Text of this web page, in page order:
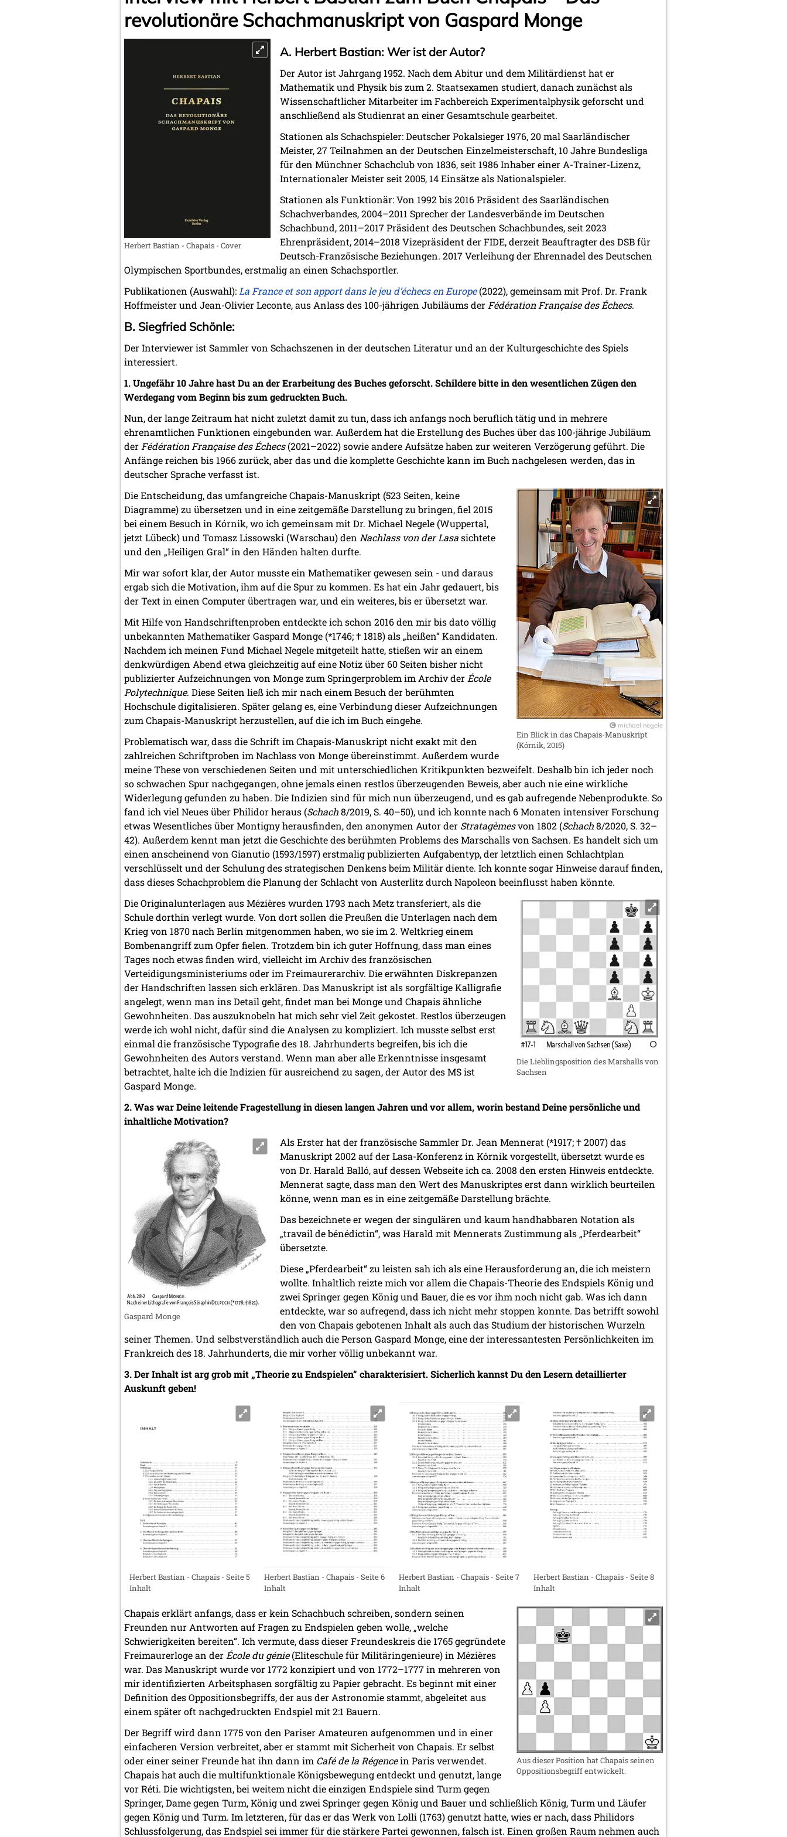
revolutionäre Schachmanuskript von Gaspard Monge
Herbert Bastian - Chapais - Cover
A. Herbert Bastian: Wer ist der Autor?
Der Autor ist Jahrgang 1952. Nach dem Abitur und dem Militärdienst hat er
Mathematik und Physik bis zum 2. Staatsexamen studiert, danach zunächst als
Wissenschaftlicher Mitarbeiter im Fachbereich Experimentalphysik geforscht und
anschließend als Studienrat an einer Gesamtschule gearbeitet.
Stationen als Schachspieler: Deutscher Pokalsieger 1976, 20 mal Saarländischer
Meister, 27 Teilnahmen an der Deutschen Einzelmeisterschaft, 10 Jahre Bundesliga
für den Münchner Schachclub von 1836, seit 1986 Inhaber einer A-Trainer-Lizenz,
Internationaler Meister seit 2005, 14 Einsätze als Nationalspieler.
Stationen als Funktionär: Von 1992 bis 2016 Präsident des Saarländischen
Schachverbandes, 2004–2011 Sprecher der Landesverbände im Deutschen
Schachbund, 2011–2017 Präsident des Deutschen Schachbundes, seit 2023
Ehrenpräsident, 2014–2018 Vizepräsident der FIDE, derzeit Beauftragter des DSB für
Deutsch-Französische Beziehungen. 2017 Verleihung der Ehrennadel des Deutschen
Olympischen Sportbundes, erstmalig an einen Schachsportler.
Publikationen (Auswahl):La France et son apport dans le jeu d’échecs en Europe(2022), gemeinsam mit Prof. Dr. Frank
Hoffmeister und Jean-Olivier Leconte, aus Anlass des 100-jährigen Jubiläums derFédération Française des Échecs.
B. Siegfried Schönle:
Der Interviewer ist Sammler von Schachszenen in der deutschen Literatur und an der Kulturgeschichte des Spiels
interessiert.
1. Ungefähr 10 Jahre hast Du an der Erarbeitung des Buches geforscht. Schildere bitte in den wesentlichen Zügen den
Werdegang vom Beginn bis zum gedruckten Buch.
Nun, der lange Zeitraum hat nicht zuletzt damit zu tun, dass ich anfangs noch beruflich tätig und in mehrere
ehrenamtlichen Funktionen eingebunden war. Außerdem hat die Erstellung des Buches über das 100-jährige Jubiläum
derFédération Française des Échecs(2021–2022) sowie andere Aufsätze haben zur weiteren Verzögerung geführt. Die
Anfänge reichen bis 1966 zurück, aber das und die komplette Geschichte kann im Buch nachgelesen werden, das in
deutscher Sprache verfasst ist.
michael negele
Ein Blick in das Chapais-Manuskript
(Kórnik, 2015)
Die Entscheidung, das umfangreiche Chapais-Manuskript (523 Seiten, keine
Diagramme) zu übersetzen und in eine zeitgemäße Darstellung zu bringen, fiel 2015
bei einem Besuch in Kórnik, wo ich gemeinsam mit Dr. Michael Negele (Wuppertal,
jetzt Lübeck) und Tomasz Lissowski (Warschau) den Nachlass von der Lasasichtete
und den „Heiligen Gral“ in den Händen halten durfte.
Mir war sofort klar, der Autor musste ein Mathematiker gewesen sein - und daraus
ergab sich die Motivation, ihm auf die Spur zu kommen. Es hat ein Jahr gedauert, bis
der Text in einen Computer übertragen war, und ein weiteres, bis er übersetzt war.
Mit Hilfe von Handschriftenproben entdeckte ich schon 2016 den mir bis dato völlig
unbekannten Mathematiker Gaspard Monge (*1746; † 1818) als „heißen“ Kandidaten.
Nachdem ich meinen Fund Michael Negele mitgeteilt hatte, stießen wir an einem
denkwürdigen Abend etwa gleichzeitig auf eine Notiz über 60 Seiten bisher nicht
publizierter Aufzeichnungen von Monge zum Springerproblem im Archiv derÉcole
Polytechnique. Diese Seiten ließ ich mir nach einem Besuch der berühmten
Hochschule digitalisieren. Später gelang es, eine Verbindung dieser Aufzeichnungen
zum Chapais-Manuskript herzustellen, auf die ich im Buch eingehe.
Problematisch war, dass die Schrift im Chapais-Manuskript nicht exakt mit den
zahlreichen Schriftproben im Nachlass von Monge übereinstimmt. Außerdem wurde
meine These von verschiedenen Seiten und mit unterschiedlichen Kritikpunkten bezweifelt. Deshalb bin ich jeder noch
so schwachen Spur nachgegangen, ohne jemals einen restlos überzeugenden Beweis, aber auch nie eine wirkliche
Widerlegung gefunden zu haben. Die Indizien sind für mich nun überzeugend, und es gab aufregende Nebenprodukte. So
fand ich viel Neues über Philidor heraus (Schach8/2019, S. 40–50), und ich konnte nach 6 Monaten intensiver Forschung
etwas Wesentliches über Montigny herausfinden, den anonymen Autor der Stratagèmesvon 1802 (Schach8/2020, S. 32–
42). Außerdem kennt man jetzt die Geschichte des berühmten Problems des Marschalls von Sachsen. Es handelt sich um
einen anscheinend von Gianutio (1593/1597) erstmalig publizierten Aufgabentyp, der letztlich einen Schlachtplan
verschlüsselt und der Schulung des strategischen Denkens beim Militär diente. Ich konnte sogar Hinweise darauf finden,
dass dieses Schachproblem die Planung der Schlacht von Austerlitz durch Napoleon beeinflusst haben könnte.
Die Lieblingsposition des Marshalls von
Sachsen
Die Originalunterlagen aus Mézières wurden 1793 nach Metz transferiert, als die
Schule dorthin verlegt wurde. Von dort sollen die Preußen die Unterlagen nach dem
Krieg von 1870 nach Berlin mitgenommen haben, wo sie im 2. Weltkrieg einem
Bombenangriff zum Opfer fielen. Trotzdem bin ich guter Hoffnung, dass man eines
Tages noch etwas finden wird, vielleicht im Archiv des französischen
Verteidigungsministeriums oder im Freimaurerarchiv. Die erwähnten Diskrepanzen
der Handschriften lassen sich erklären. Das Manuskript ist als sorgfältige Kalligrafie
angelegt, wenn man ins Detail geht, findet man bei Monge und Chapais ähnliche
Gewohnheiten. Das auszuknobeln hat mich sehr viel Zeit gekostet. Restlos überzeugen
werde ich wohl nicht, dafür sind die Analysen zu kompliziert. Ich musste selbst erst
einmal die französische Typografie des 18. Jahrhunderts begreifen, bis ich die
Gewohnheiten des Autors verstand. Wenn man aber alle Erkenntnisse insgesamt
betrachtet, halte ich die Indizien für ausreichend zu sagen, der Autor des MS ist
Gaspard Monge.
2. Was war Deine leitende Fragestellung in diesen langen Jahren und vor allem, worin bestand Deine persönliche und
inhaltliche Motivation?
Gaspard Monge
Als Erster hat der französische Sammler Dr. Jean Mennerat (*1917; † 2007) das
Manuskript 2002 auf der Lasa-Konferenz in Kórnik vorgestellt, übersetzt wurde es
von Dr. Harald Balló, auf dessen Webseite ich ca. 2008 den ersten Hinweis entdeckte.
Mennerat sagte, dass man den Wert des Manuskriptes erst dann wirklich beurteilen
könne, wenn man es in eine zeitgemäße Darstellung brächte.
Das bezeichnete er wegen der singulären und kaum handhabbaren Notation als
„travail de bénédictin“, was Harald mit Mennerats Zustimmung als „Pferdearbeit“
übersetzte.
Diese „Pferdearbeit“ zu leisten sah ich als eine Herausforderung an, die ich meistern
wollte. Inhaltlich reizte mich vor allem die Chapais-Theorie des Endspiels König und
zwei Springer gegen König und Bauer, die es vor ihm noch nicht gab. Was ich dann
entdeckte, war so aufregend, dass ich nicht mehr stoppen konnte. Das betrifft sowohl
den von Chapais gebotenen Inhalt als auch das Studium der historischen Wurzeln
seiner Themen. Und selbstverständlich auch die Person Gaspard Monge, eine der interessantesten Persönlichkeiten im
Frankreich des 18. Jahrhunderts, die mir vorher völlig unbekannt war.
3. Der Inhalt ist arg grob mit „Theorie zu Endspielen“ charakterisiert. Sicherlich kannst Du den Lesern detaillierter
Auskunft geben!
Herbert Bastian - Chapais - Seite 5
Inhalt
Herbert Bastian - Chapais - Seite 6
Inhalt
Herbert Bastian - Chapais - Seite 7
Inhalt
Herbert Bastian - Chapais - Seite 8
Inhalt
Aus dieser Position hat Chapais seinen
Oppositionsbegriff entwickelt.
Chapais erklärt anfangs, dass er kein Schachbuch schreiben, sondern seinen
Freunden nur Antworten auf Fragen zu Endspielen geben wolle, „welche
Schwierigkeiten bereiten“. Ich vermute, dass dieser Freundeskreis die 1765 gegründete
Freimaurerloge an derÉcole du génie(Eliteschule für Militäringenieure) in Mézières
war. Das Manuskript wurde vor 1772 konzipiert und von 1772–1777 in mehreren von
mir identifizierten Arbeitsphasen sorgfältig zu Papier gebracht. Es beginnt mit einer
Definition des Oppositionsbegriffs, der aus der Astronomie stammt, abgeleitet aus
einem später oft nachgedruckten Endspiel mit 2:1 Bauern.
Der Begriff wird dann 1775 von den Pariser Amateuren aufgenommen und in einer
einfacheren Version verbreitet, aber er stammt mit Sicherheit von Chapais. Er selbst
oder einer seiner Freunde hat ihn dann im Café de la Régencein Paris verwendet.
Chapais hat auch die multifunktionale Königsbewegung entdeckt und genutzt, lange
vor Réti. Die wichtigsten, bei weitem nicht die einzigen Endspiele sind Turm gegen
Springer, Dame gegen Turm, König und zwei Springer gegen König und Bauer und schließlich König, Turm und Läufer
gegen König und Turm. Im letzteren, für das er das Werk von Lolli (1763) genutzt hatte, wies er nach, dass Philidors
Schlussfolgerung, das Endspiel sei immer für die stärkere Partei gewonnen, falsch ist. Einen großen Raum nehmen auch